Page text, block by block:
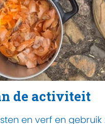
de activiteit
en verf en